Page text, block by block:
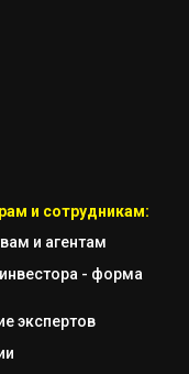
и сотрудникам:
и агентам
- форма
экспертов